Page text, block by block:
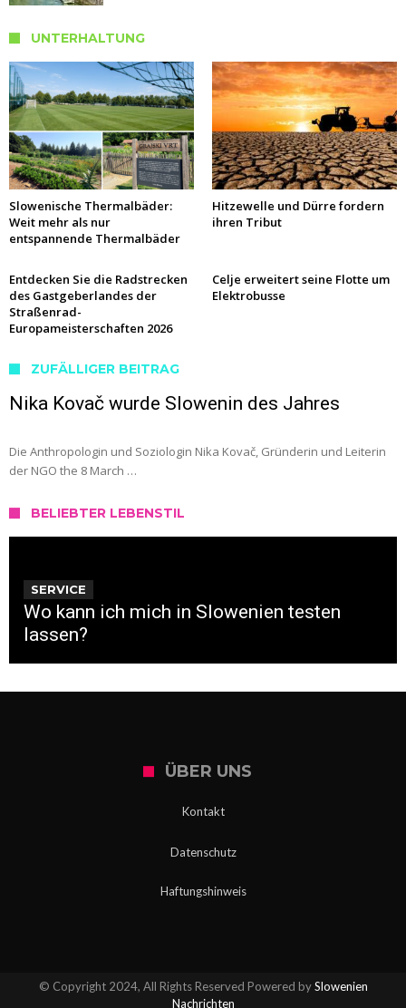
UNTERHALTUNG
Slowenische Thermalbäder:
Weit mehr als nur
entspannende Thermalbäder
Hitzewelle und Dürre fordern
ihren Tribut
Entdecken Sie die Radstrecken
des Gastgeberlandes der
Straßenrad-
Europameisterschaften 2026
Celje erweitert seine Flotte um
Elektrobusse
ZUFÄLLIGER BEITRAG
Nika Kovač wurde Slowenin des Jahres
Die Anthropologin und Soziologin Nika Kovač, Gründerin und Leiterin
der NGO the 8 March …
BELIEBTER LEBENSTIL
SERVICE
Wo kann ich mich in Slowenien testen
lassen?
ÜBER UNS
Kontakt
Datenschutz
Haftungshinweis
© Copyright 2024, All Rights Reserved Powered bySlowenien
Nachrichten